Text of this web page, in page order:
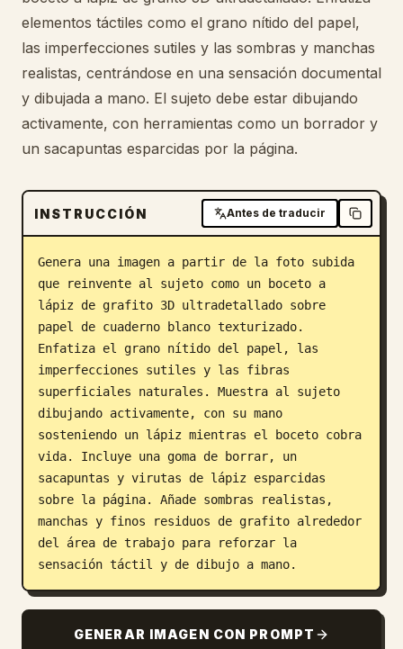
Descargar
Blog
elementos táctiles como el grano nítido del papel,
las imperfecciones sutiles y las sombras y manchas
realistas, centrándose en una sensación documental
y dibujada a mano. El sujeto debe estar dibujando
activamente, con herramientas como un borrador y
un sacapuntas esparcidas por la página.
INSTRUCCIÓN Antes de traducir
Genera una imagen a partir de la foto subida
que reinvente al sujeto como un boceto a
lápiz de grafito 3D ultradetallado sobre
papel de cuaderno blanco texturizado.
Enfatiza el grano nítido del papel, las
imperfecciones sutiles y las fibras
superficiales naturales. Muestra al sujeto
dibujando activamente, con su mano
sosteniendo un lápiz mientras el boceto cobra
vida. Incluye una goma de borrar, un
sacapuntas y virutas de lápiz esparcidas
sobre la página. Añade sombras realistas,
manchas y finos residuos de grafito alrededor
del área de trabajo para reforzar la
sensación táctil y de dibujo a mano.
GENERAR IMAGEN CON PROMPT